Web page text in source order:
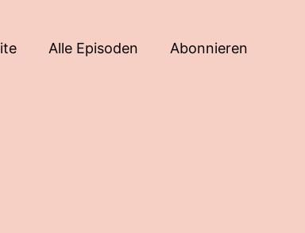
Alle Episoden Abonnieren